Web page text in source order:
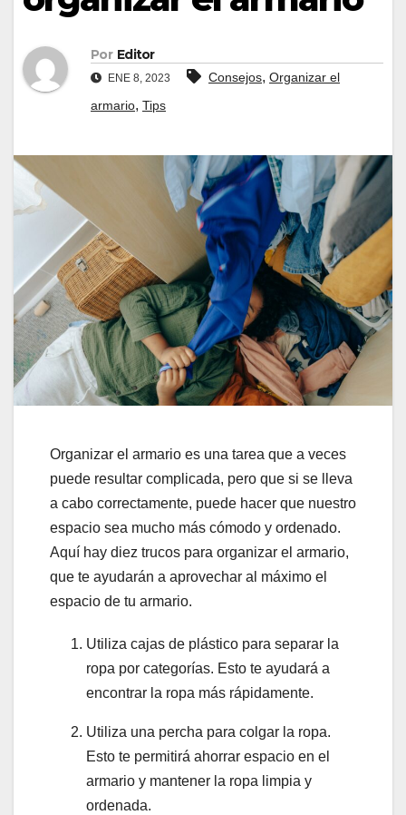
Por Editor
ENE 8, 2023 Consejos, Organizar el
armario, Tips
Organizar el armario es una tarea que a veces
puede resultar complicada, pero que si se lleva
a cabo correctamente, puede hacer que nuestro
espacio sea mucho más cómodo y ordenado.
Aquí hay diez trucos para organizar el armario,
que te ayudarán a aprovechar al máximo el
espacio de tu armario.
Utiliza cajas de plástico para separar la
ropa por categorías. Esto te ayudará a
encontrar la ropa más rápidamente.
Utiliza una percha para colgar la ropa.
Esto te permitirá ahorrar espacio en el
armario y mantener la ropa limpia y
ordenada.